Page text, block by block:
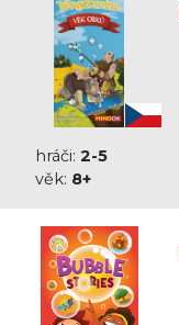
hráči: 2-5
věk: 8+